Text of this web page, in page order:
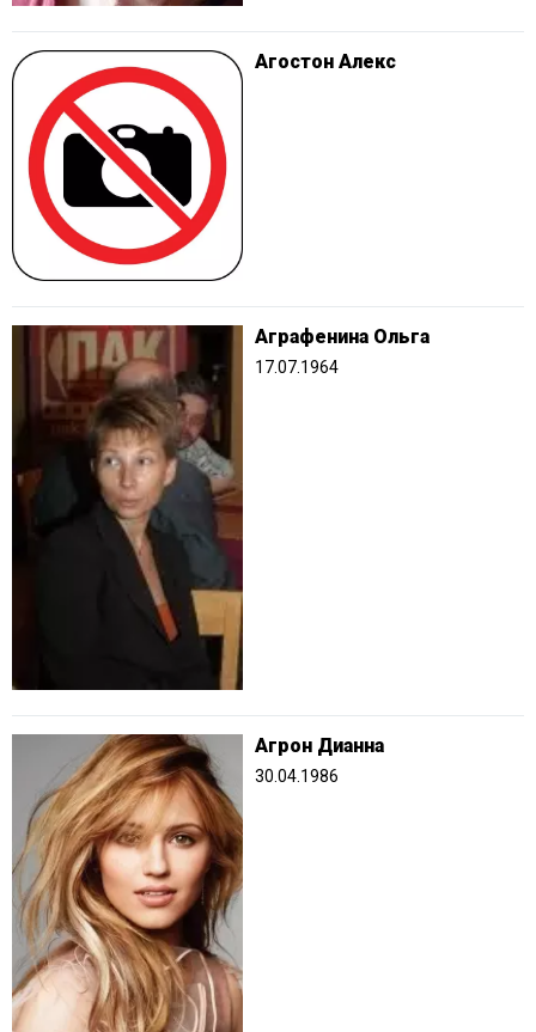
Агостон Алекс
Аграфенина Ольга
17.07.1964
Агрон Дианна
30.04.1986